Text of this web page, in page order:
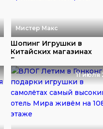
Мистер Макс
Шопинг Игрушки в
Китайских магазинах
Гонконг купили много
11 июля